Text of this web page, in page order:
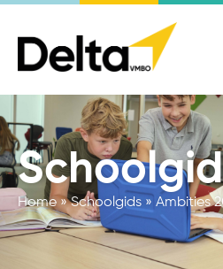
Home»Schoolgids » Ambities